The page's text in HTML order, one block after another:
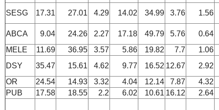
SESG 17.31 27.01 4.29 14.02 34.99 3.76 1.56
ABCA 9.04 24.26 2.27 17.18 49.79 5.76
0.64
MELE
11.69 36.95 3.57 5.86 19.82 7.7
1.06
DSY
35.47 15.61 4.62 9.77 16.52 12.67
2.92
OR
24.54 14.93 3.32 4.04 12.14 7.87
4.32
PUB
17.58 18.55 2.2 6.02 10.61 16.12 2.64